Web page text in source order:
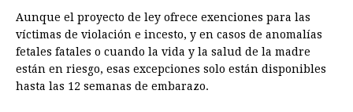
Aunque el proyecto de ley ofrece exenciones para las
víctimas de violación e incesto, y en casos de anomalías
fetales fatales o cuando la vida y la salud de la madre
están en riesgo, esas excepciones solo están disponibles
hasta las 12 semanas de embarazo.